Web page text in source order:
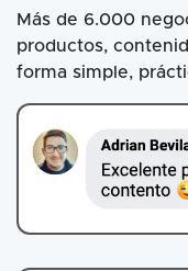
Más de 6.000
productos,
forma simple,